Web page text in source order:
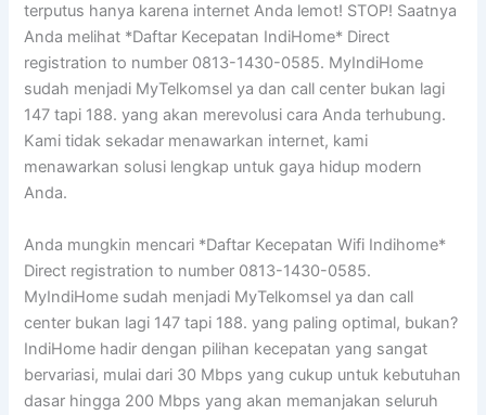
terputus hanya karena internet Anda lemot! STOP! Saatnya
Anda melihat *Daftar Kecepatan IndiHome* Direct
registration to number 0813-1430-0585. MyIndiHome
sudah menjadi MyTelkomsel ya dan call center bukan lagi
147 tapi 188. yang akan merevolusi cara Anda terhubung.
Kami tidak sekadar menawarkan internet, kami
menawarkan solusi lengkap untuk gaya hidup modern
Anda.
Anda mungkin mencari *Daftar Kecepatan Wifi Indihome*
Direct registration to number 0813-1430-0585.
MyIndiHome sudah menjadi MyTelkomsel ya dan call
center bukan lagi 147 tapi 188. yang paling optimal, bukan?
IndiHome hadir dengan pilihan kecepatan yang sangat
bervariasi, mulai dari 30 Mbps yang cukup untuk kebutuhan
dasar hingga 200 Mbps yang akan memanjakan seluruh